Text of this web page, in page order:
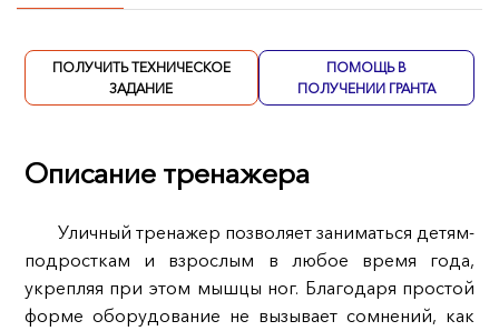
ПОЛУЧИТЬ ТЕХНИЧЕСКОЕ
ЗАДАНИЕ
ПОМОЩЬ В
ПОЛУЧЕНИИ ГРАНТА
Описание тренажера
Уличный тренажер позволяет заниматься детям-
подросткам и взрослым в любое время года,
укрепляя при этом мышцы ног. Благодаря простой
форме оборудование не вызывает сомнений, как